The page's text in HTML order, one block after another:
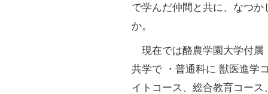
で学んだ仲間と共に、なつ
か。
現在では酪農学園大学付属
共学で ・普通科に 獣医進学
イトコース、総合教育コー